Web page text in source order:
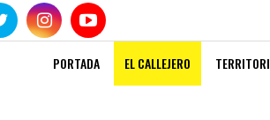
PORTADA EL CALLEJERO